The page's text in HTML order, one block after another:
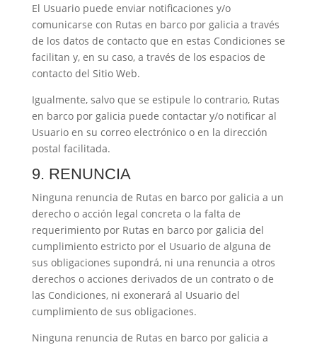
El Usuario puede enviar notificaciones y/o
comunicarse con Rutas en barco por galicia a través
de los datos de contacto que en estas Condiciones se
facilitan y, en su caso, a través de los espacios de
contacto del Sitio Web.
Igualmente, salvo que se estipule lo contrario, Rutas
en barco por galicia puede contactar y/o notificar al
Usuario en su correo electrónico o en la dirección
postal facilitada.
9. RENUNCIA
Ninguna renuncia de Rutas en barco por galicia a un
derecho o acción legal concreta o la falta de
requerimiento por Rutas en barco por galicia del
cumplimiento estricto por el Usuario de alguna de
sus obligaciones supondrá, ni una renuncia a otros
derechos o acciones derivados de un contrato o de
las Condiciones, ni exonerará al Usuario del
cumplimiento de sus obligaciones.
Ninguna renuncia de Rutas en barco por galicia a